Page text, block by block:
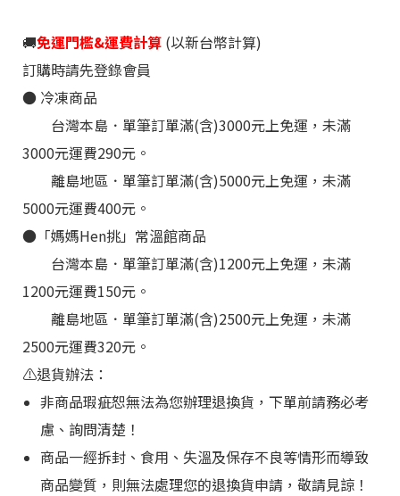
🚚免運門檻&運費計算 (以新台幣計算)
訂購時請先登錄會員
● 冷凍商品
台灣本島．單筆訂單滿(含)3000元上免運，未滿
3000元運費290元。
離島地區 ． 單筆訂單滿(含)5000元上免運，未滿
5000元運費400元。
● 「媽媽Hen挑」 常溫館商品
台灣本島 ． 單筆訂單滿(含)1200元上免運，未滿
1200元運費150元。
離島地區 ． 單筆訂單滿(含)2500元上免運，未滿
2500元運費320元。
⚠️退貨辦法：
非商品瑕疵恕無法為您辦理退換貨，下單前請務必考
慮、詢問清楚！
商品一經拆封、食用、失溫及保存不良等情形而導致
商品變質，則無法處理您的退換貨申請，敬請見諒！